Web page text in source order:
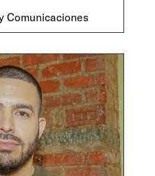
Comunicaciones